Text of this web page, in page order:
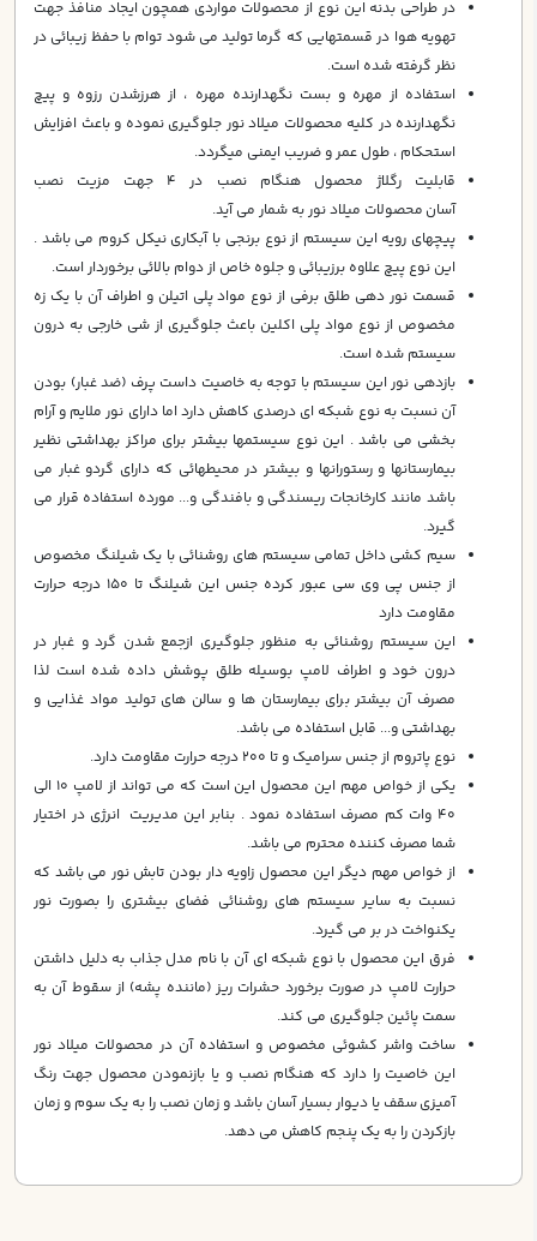
در طراحي بدنه اين نوع از محصولات مواردي همچون ايجاد منافذ جهت
تهويه هوا در قسمتهايي كه گرما توليد مي شود توام با حفظ زيبائي در
نظر گرفته شده است.
استفاده از مهره و بست نگهدارنده مهره ، از هرزشدن رزوه و پيچ
نگهدارنده در كليه محصولات ميلاد نور جلوگيري نموده و باعث افزايش
استحكام ، طول عمر و ضريب ايمني ميگردد.
قابليت رگلاژ محصول هنگام نصب در 4 جهت مزيت نصب
آسان محصولات ميلاد نور به شمار مي آيد.
پيچهاي رويه اين سيستم از نوع برنجي با آبكاري نيكل كروم مي باشد .
اين نوع پيچ علاوه برزيبائي و جلوه خاص از دوام بالائي برخوردار است.
قسمت نور دهي طلق برفي از نوع مواد پلي اتيلن و اطراف آن با يك زه
مخصوص از نوع مواد پلي اكلين باعث جلوگيري از شي خارجي به درون
سيستم شده است.
بازدهي نور اين سيستم با توجه به خاصيت داست پرف (ضد غبار) بودن
آن نسبت به نوع شبكه اي درصدي كاهش دارد اما داراي نور ملايم و آرام
بخشي مي باشد . اين نوع سيستمها بيشتر براي مراكز بهداشتي نظير
بيمارستانها و رستورانها و بيشتر در محيطهائي كه داراي گردو غبار مي
باشد مانند كارخانجات ريسندگي و بافندگي و... مورده استفاده قرار مي
گيرد.
سيم كشي داخل تمامي سيستم هاي روشنائي با يك شيلنگ مخصوص
از جنس پي وي سي عبور كرده جنس اين شيلنگ تا 150 درجه حرارت
مقاومت دارد
اين سيستم روشنائي به منظور جلوگيري ازجمع شدن گرد و غبار در
درون خود و اطراف لامپ بوسيله طلق پوشش داده شده است لذا
مصرف آن بيشتر براي بيمارستان ها و سالن هاي توليد مواد غذايي و
بهداشتي و... قابل استفاده مي باشد.
نوع پاتروم از جنس سراميك و تا 200 درجه حرارت مقاومت دارد.
يكي از خواص مهم اين محصول اين است كه مي تواند از لامپ 10 الي
40 وات كم مصرف استفاده نمود . بنابر اين مديريت انرژي در اختيار
شما مصرف كننده محترم مي باشد.
از خواص مهم ديگر اين محصول زاويه دار بودن تابش نور مي باشد كه
نسبت به ساير سيستم هاي روشنائي فضاي بيشتري را بصورت نور
يكنواخت در بر مي گيرد.
فرق اين محصول با نوع شبكه اي آن با نام مدل جذاب به دليل داشتن
حرارت لامپ در صورت برخورد حشرات ريز (ماننده پشه) از سقوط آن به
سمت پائين جلوگيري مي كند.
ساخت واشر كشوئي مخصوص و استفاده آن در محصولات ميلاد نور
اين خاصيت را دارد كه هنگام نصب و يا بازنمودن محصول جهت رنگ
آميزي سقف يا ديوار بسيار آسان باشد و زمان نصب را به يك سوم و زمان
بازكردن را به يك پنجم كاهش مي دهد.